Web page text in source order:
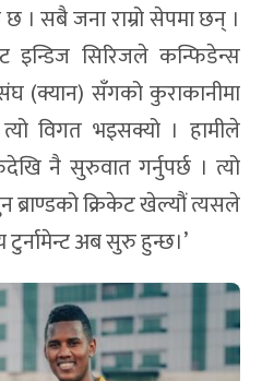
छ । सबै जना राम्रो सेपमा छन् ।
सिरिजले कन्फिडेन्स
(क्यान) सँगको कुराकानीमा
विगत भइसक्यो । हामीले
नै सुरुवात गर्नुपर्छ । त्यो
ब्राण्डको क्रिकेट खेल्यौं त्यसले
अब सुरु हुन्छ।’